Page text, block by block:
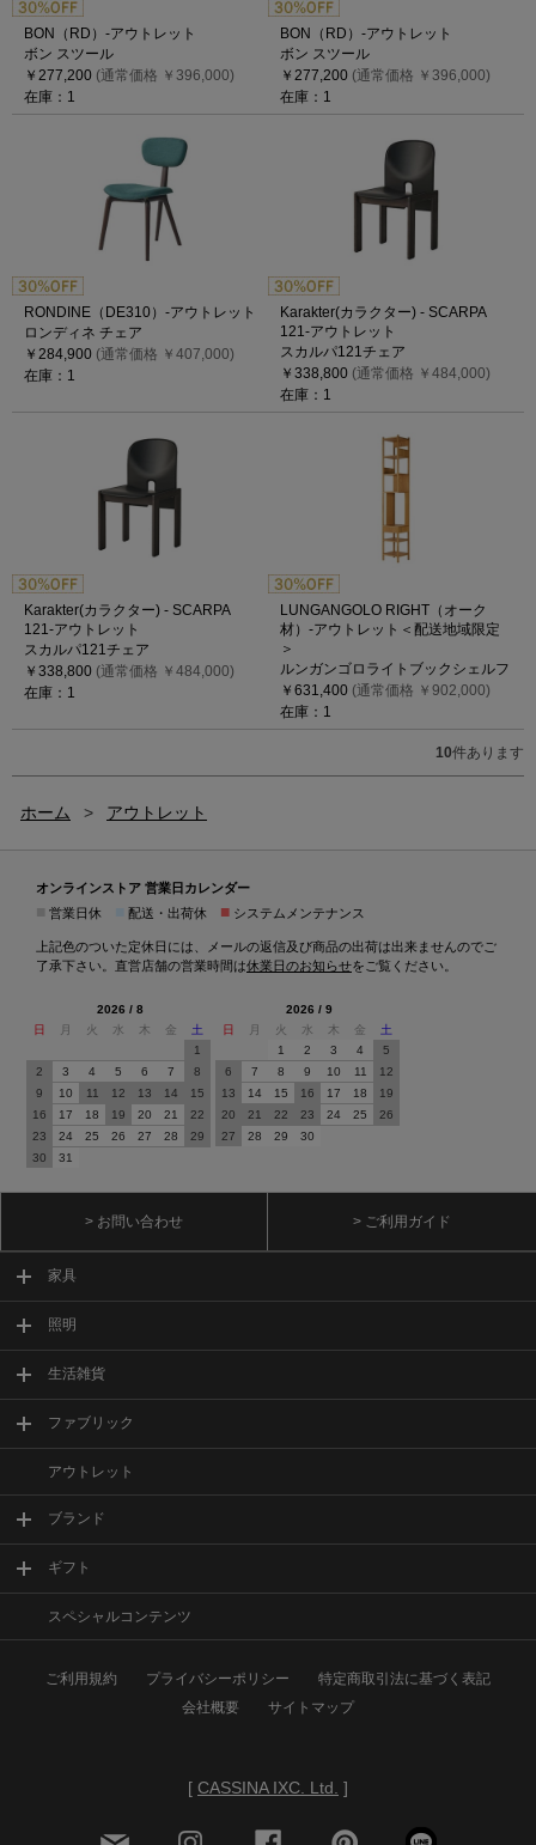
BON（RD）-アウトレット
ボン スツール
￥277,200 (通常価格 ￥396,000)
在庫：1
BON（RD）-アウトレット
ボン スツール
￥277,200 (通常価格 ￥396,000)
在庫：1
RONDINE（DE310）-アウトレット
ロンディネ チェア
￥284,900 (通常価格 ￥407,000)
在庫：1
Karakter(カラクター) - SCARPA
121-アウトレット
スカルパ121チェア
￥338,800 (通常価格 ￥484,000)
在庫：1
Karakter(カラクター) - SCARPA
121-アウトレット
スカルパ121チェア
￥338,800 (通常価格 ￥484,000)
在庫：1
LUNGANGOLO RIGHT（オーク
材）-アウトレット＜配送地域限定
＞
ルンガンゴロライトブックシェルフ
￥631,400 (通常価格 ￥902,000)
在庫：1
10件あります
ホーム > アウトレット
オンラインストア 営業日カレンダー
営業日休 配送・出荷休 ■ システムメンテナンス
上記色のついた定休日には、メールの返信及び商品の出荷は出来ませんのでご
了承下さい。直営店舗の営業時間は休業日のお知らせをご覧ください。
2026 / 8
日
月 火 水 木 金
土
1
2
3 4 5 6 7
8
9
10 11 12 13 14
15
16
17 18 19 20 21
22
23
24 25 26 27 28
29
30
31
2026 / 9
日
月 火 水 木 金
土
1
2 3 4
5
6
7 8 9 10 11
12
13
14 15 16 17 18
19
20
21 22 23 24 25
26
27
28 29 30
> お問い合わせ > ご利用ガイド
家具
照明
生活雑貨
ファブリック
アウトレット
ブランド
ギフト
スペシャルコンテンツ
ご利用規約 プライバシーポリシー
特定商取引法に基づく表記
会社概要
サイトマップ
[ CASSINA IXC. Ltd. ]